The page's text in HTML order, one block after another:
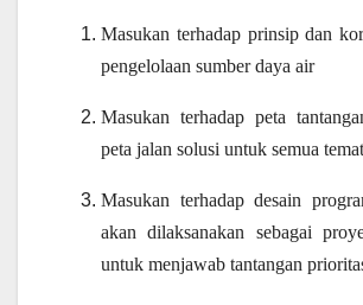
Masukan terhadap prinsip dan
pengelolaan sumber daya air
Masukan terhadap peta
peta jalan solusi untuk semua
Masukan terhadap desain
akan dilaksanakan sebagai
untuk menjawab tantangan